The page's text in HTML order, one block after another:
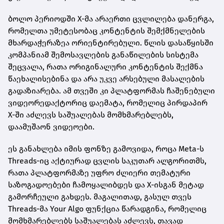
ბოლო პერიოდში X-მა არაერთი ცვლილება დანერგა,
რომელთა უმეტესობაც კონტენტის შემქმნელების
მხარდაჭერაზეა ორიენტირებული. წლის დასაწყისში
კომპანიამ შემოსავლების განაწილების სისტემა
შეცვალა, რათა ორიგინალური კონტენტის შექმნა
წაეხალისებინა და არა უკვე არსებული მასალების
გადაზიარება. ამ თვეში კი პლატფორმას ჩაშენებული
ვიდეორედაქტორიც დაემატა, რომელიც პირდაპირ
X-ში აძლევს საშუალებას მომხმარებლებს,
დაამუშაონ ვიდეოები.
ეს განახლება იმის ფონზე გამოვიდა, როცა Meta-ს
Threads-იც აქტიურად ცვლის საკუთარ ალგორითმს,
რათა პლატფორმაზე უფრო ძლიერი თემატური
საზოგადოებები ჩამოყალიბდეს და X-ისგან მეტად
გამორჩეული გახდეს. მაგალითად, გასულ თვეს
Threads-მა Your Algo ფუნქცია წარადგინა, რომელიც
მომხმარებლებს საშუალებას აძლევს, თავად